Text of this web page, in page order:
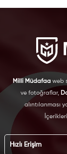
Milli Müdafaa web
ve fotoğraflar,
alıntılanması
Hızlı Erişim